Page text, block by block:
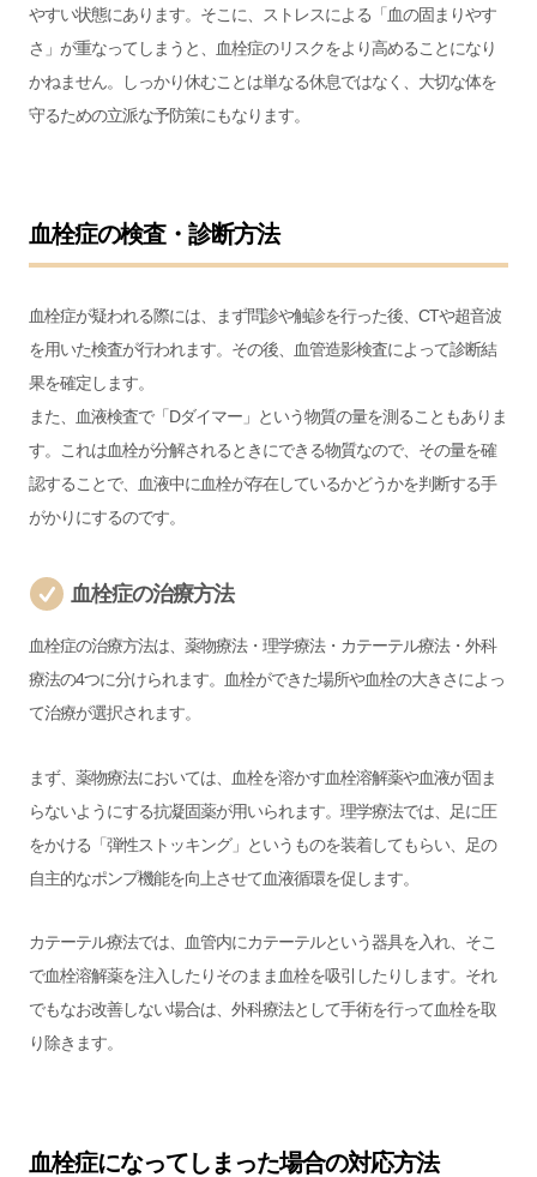
やすい状態にあります。そこに、ストレスによる「血の固まりやす
さ」が重なってしまうと、血栓症のリスクをより高めることになり
かねません。しっかり休むことは単なる休息ではなく、大切な体を
守るための立派な予防策にもなります。
血栓症の検査・診断方法
血栓症が疑われる際には、まず問診や触診を行った後、CTや超音波
を用いた検査が行われます。その後、血管造影検査によって診断結
果を確定します。
また、血液検査で「Dダイマー」という物質の量を測ることもありま
す。これは血栓が分解されるときにできる物質なので、その量を確
認することで、血液中に血栓が存在しているかどうかを判断する手
がかりにするのです。
血栓症の治療方法
血栓症の治療方法は、薬物療法・理学療法・カテーテル療法・外科
療法の4つに分けられます。血栓ができた場所や血栓の大きさによっ
て治療が選択されます。
まず、薬物療法においては、血栓を溶かす血栓溶解薬や血液が固ま
らないようにする抗凝固薬が用いられます。理学療法では、足に圧
をかける「弾性ストッキング」というものを装着してもらい、足の
自主的なポンプ機能を向上させて血液循環を促します。
カテーテル療法では、血管内にカテーテルという器具を入れ、そこ
で血栓溶解薬を注入したりそのまま血栓を吸引したりします。それ
でもなお改善しない場合は、外科療法として手術を行って血栓を取
り除きます。
血栓症になってしまった場合の対応方法